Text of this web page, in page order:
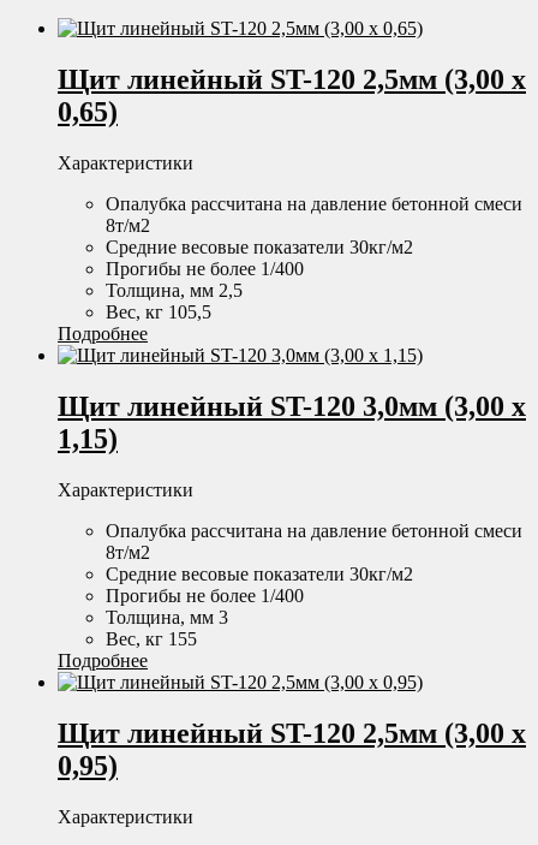
Щит линейный ST-120 2,5мм (3,00 х
0,65)
Характеристики
Опалубка рассчитана на давление бетонной смеси
8т/м2
Средние весовые показатели 30кг/м2
Прогибы не более 1/400
Толщина, мм 2,5
Вес, кг 105,5
Подробнее
Щит линейный ST-120 3,0мм (3,00 х
1,15)
Характеристики
Опалубка рассчитана на давление бетонной смеси
8т/м2
Средние весовые показатели 30кг/м2
Прогибы не более 1/400
Толщина, мм 3
Вес, кг 155
Подробнее
Щит линейный ST-120 2,5мм (3,00 х
0,95)
Характеристики